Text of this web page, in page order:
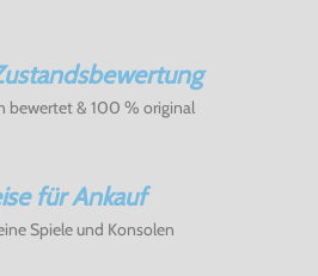
bewertet & 100 % original
für Ankauf
Spiele und Konsolen